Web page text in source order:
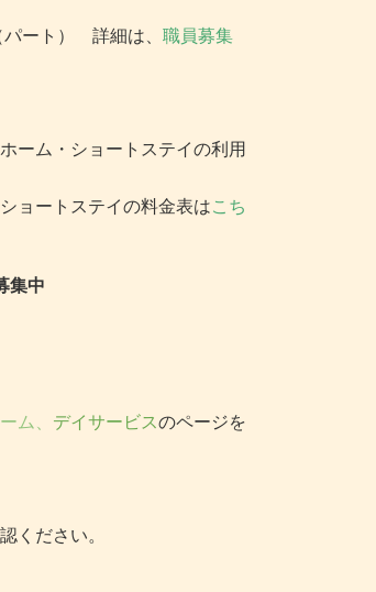
パート） 詳細は、 職員募集
ーム・ショートステイの利用
ョートステイの料金表はこち
集中
ム デイサービスのページを
ください。